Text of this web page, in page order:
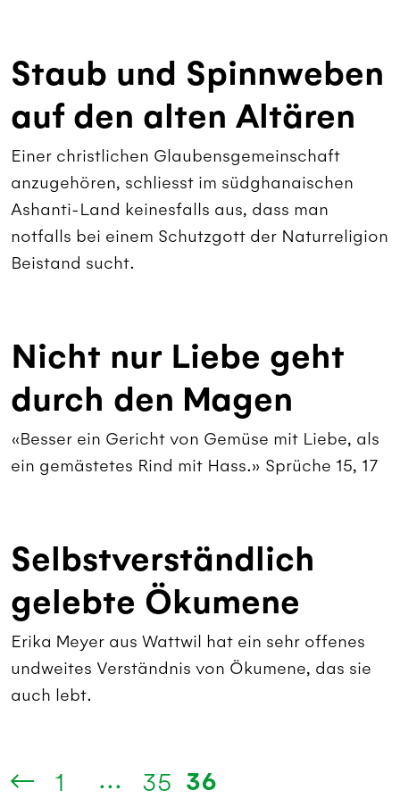
Staub und Spinnweben
auf den alten Altären
Einer christlichen Glaubensgemeinschaft
anzugehören, schliesst im südghanaischen
Ashanti-Land keinesfalls aus, dass man
notfalls bei einem Schutzgott der Naturreligion
Beistand sucht.
Nicht nur Liebe geht
durch den Magen
«Besser ein Gericht von Gemüse mit Liebe, als
ein gemästetes Rind mit Hass.» Sprüche 15, 17
Selbstverständlich
gelebte Ökumene
Erika Meyer aus Wattwil hat ein sehr offenes
undweites Verständnis von Ökumene, das sie
auch lebt.
1 ... 35 36